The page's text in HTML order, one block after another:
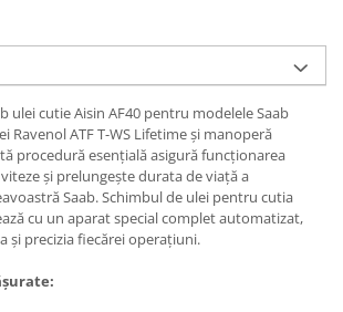
ulei cutie Aisin AF40 pentru modelele Saab
Ravenol ATF T-WS Lifetime și manoperă
procedură esențială asigură funcționarea
și prelungește durata de viață a
Saab. Schimbul de ulei pentru cutia
cu un aparat special complet automatizat,
și precizia fiecărei operațiuni.